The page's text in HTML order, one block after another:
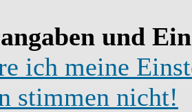
und
ich meine
stimmen nicht!